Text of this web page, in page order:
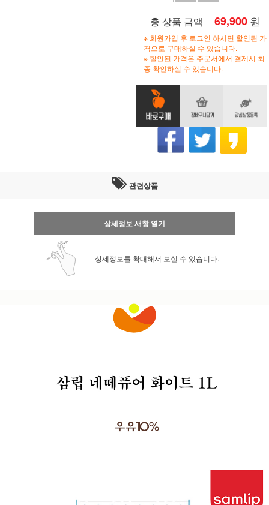
총 상품 금액 69,900 원
※ 회원가입 후 로그인 하시면 할인된 가
격으로 구매하실 수 있습니다.
※ 할인된 가격은 주문서에서 결제시 최
종 확인하실 수 있습니다.
관련상품
상세정보 새창 열기
상세정보를 확대해서 보실 수 있습니다.